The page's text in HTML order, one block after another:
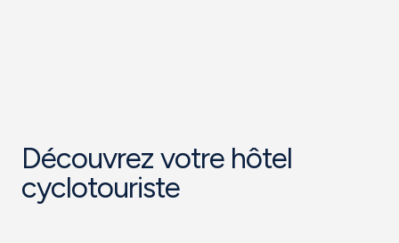
Découvrez votre hôtel
cyclotouriste